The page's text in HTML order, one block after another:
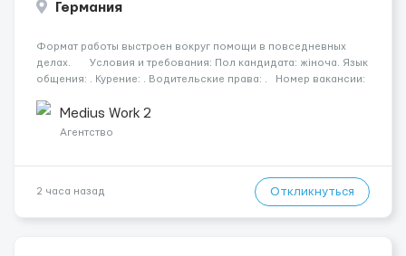
Германия
Формат работы выстроен вокруг помощи в повседневных
делах. Условия и требования: Пол кандидата: жіноча. Язык
общения: . Курение: . Водительские права: . Номер вакансии:
567 59...Medius Work 2
Агентство
2 часа назад Откликнуться